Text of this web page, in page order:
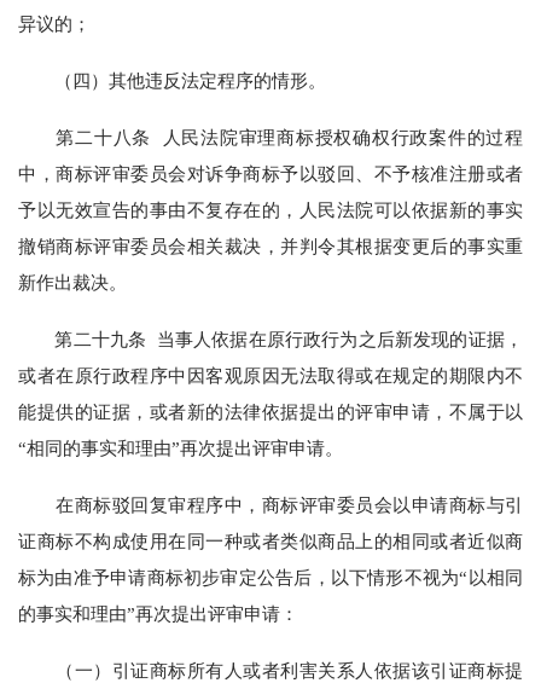
异议的；
（四）其他违反法定程序的情形。
第二十八条 人民法院审理商标授权确权行政案件的过程
中，商标评审委员会对诉争商标予以驳回、不予核准注册或者
予以无效宣告的事由不复存在的，人民法院可以依据新的事实
撤销商标评审委员会相关裁决，并判令其根据变更后的事实重
新作出裁决。
第二十九条 当事人依据在原行政行为之后新发现的证据，
或者在原行政程序中因客观原因无法取得或在规定的期限内不
能提供的证据，或者新的法律依据提出的评审申请，不属于以
“相同的事实和理由”再次提出评审申请。
在商标驳回复审程序中，商标评审委员会以申请商标与引
证商标不构成使用在同一种或者类似商品上的相同或者近似商
标为由准予申请商标初步审定公告后，以下情形不视为“以相同
的事实和理由”再次提出评审申请：
（一）引证商标所有人或者利害关系人依据该引证商标提